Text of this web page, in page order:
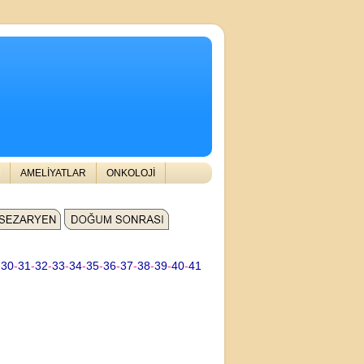
AMELİYATLAR ONKOLOJİ
30-31 -32-33-34-35-36-37-38-39-40-41